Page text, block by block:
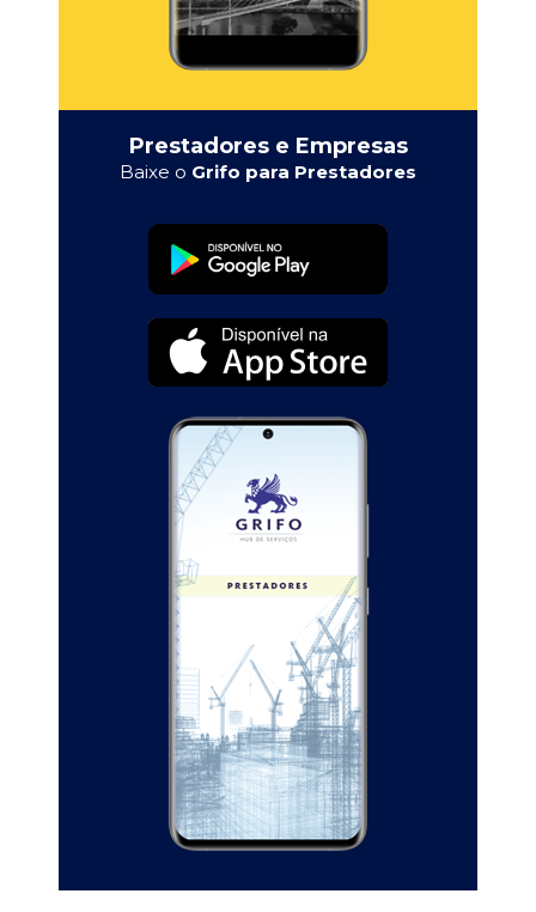
Prestadores e Empresas
Baixe o Grifo para Prestadores